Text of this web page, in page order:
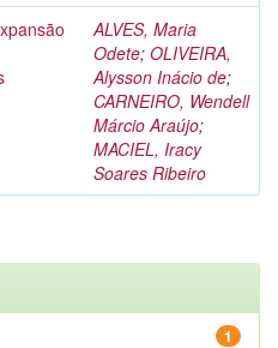
ALVES, Maria
Odete; OLIVEIRA,
Alysson Inácio de;
CARNEIRO, Wendell
Márcio Araújo;
MACIEL, Iracy
Soares Ribeiro
1